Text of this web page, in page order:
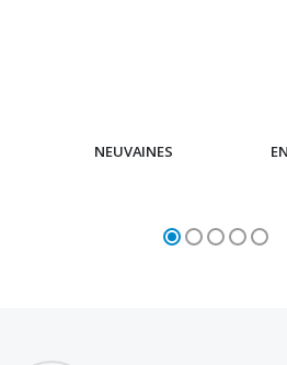
NEUVAINES